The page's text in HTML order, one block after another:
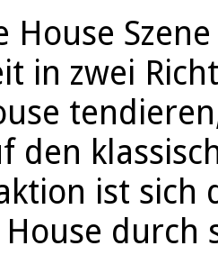
House
in zwei
den
ist sich
House durch